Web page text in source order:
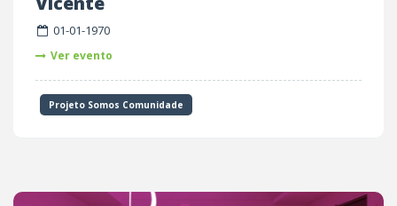
01-01-1970
Ver evento
Projeto Somos Comunidade